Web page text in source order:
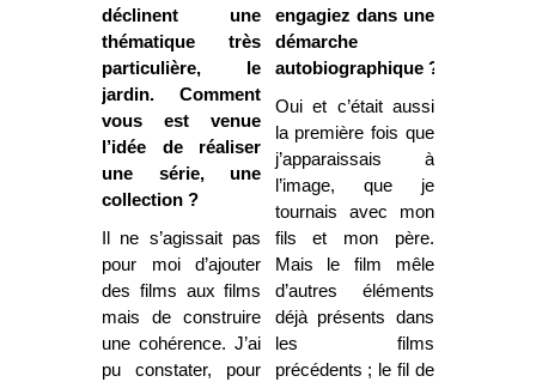
déclinent une
thématique très
particulière, le
jardin. Comment
vous est venue
l’idée de réaliser
une série, une
collection ?
Il ne s’agissait pas
pour moi d’ajouter
des films aux films
mais de construire
une cohérence. J’ai
pu constater, pour
engagiez dans une
démarche
autobiographique ?
Oui et c’était aussi
la première fois que
j’apparaissais à
l’image, que je
tournais avec mon
fils et mon père.
Mais le film mêle
d’autres éléments
déjà présents dans
les films
précédents ; le fil de